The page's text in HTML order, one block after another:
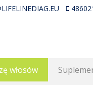
włosów